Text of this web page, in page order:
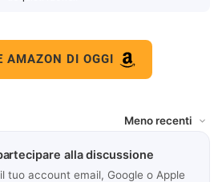
AMAZON DI OGGI
alla discussione
tuo account email, Google o Apple